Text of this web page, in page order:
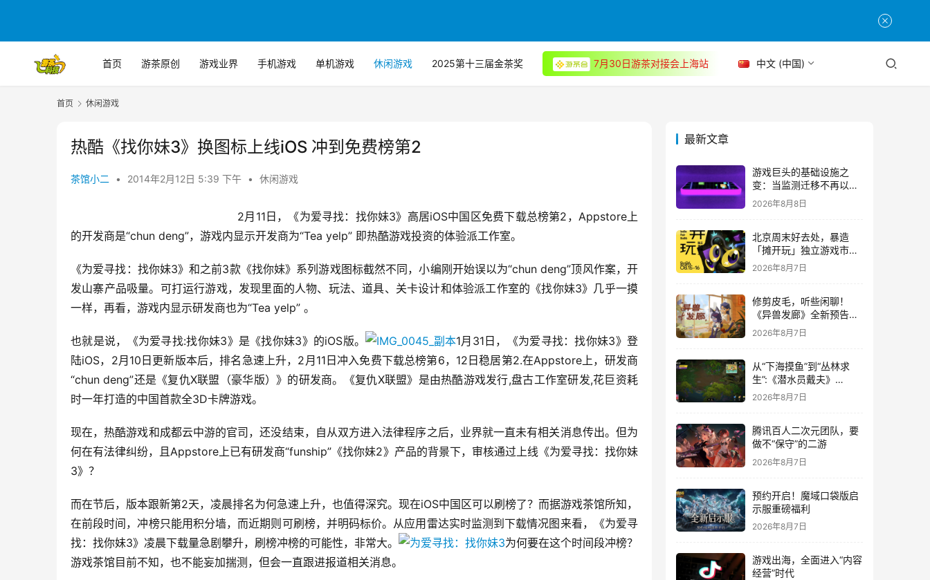
首页 游茶原创 游戏业界 手机游戏 单机游戏 休闲游戏 2025第十三届金茶奖 7月30日游茶对接会上海站 中文 (中国)
首页 休闲游戏
热酷《找你妹3》换图标上线iOS 冲到免费榜第2
茶馆小二 • 2014年2月12日 5:39 下午 • 休闲游戏
的开发商是“chun deng”，游戏内显示开发商为“Tea yelp” 即热酷游戏投资的体验派工作室。
《为爱寻找：找你妹3》和之前3款《找你妹》系列游戏图标截然不同，小编刚开始误以为“chun deng”顶风作案，开
发山寨产品吸量。可打运行游戏，发现里面的人物、玩法、道具、关卡设计和体验派工作室的《找你妹3》几乎一摸
一样，再看，游戏内显示研发商也为“Tea yelp” 。
也就是说，《为爱寻找:找你妹3》是《找你妹3》的iOS版。
1月31日，《为爱寻找：找你妹3》登
陆iOS，2月10日更新版本后，排名急速上升，2月11日冲入免费下载总榜第6，12日稳居第2.在Appstore上，研发商
“chun deng”还是《复仇X联盟（豪华版）》的研发商。《复仇X联盟》是由热酷游戏发行,盘古工作室研发,花巨资耗
时一年打造的中国首款全3D卡牌游戏。
现在，热酷游戏和成都云中游的官司，还没结束，自从双方进入法律程序之后，业界就一直未有相关消息传出。但为
何在有法律纠纷，且Appstore上已有研发商“funship”《找你妹2》产品的背景下，审核通过上线《为爱寻找：找你妹
3》？
而在节后，版本跟新第2天，凌晨排名为何急速上升，也值得深究。现在iOS中国区可以刷榜了？而据游戏茶馆所知，
在前段时间，冲榜只能用积分墙，而近期则可刷榜，并明码标价。从应用雷达实时监测到下载情况图来看，《为爱寻
找：找你妹3》凌晨下载量急剧攀升，刷榜冲榜的可能性，非常大。
为何要在这个时间段冲榜？
最新文章
游戏巨头的基础设施之
变：当监测迁移不再以中
断为代价
2026年8月8日
北京周末好去处，暴造
「摊开玩」独立游戏市集
正式开票！
2026年8月7日
修剪皮毛，听些闲聊！
《异兽发廊》全新预告与
Steam免费试玩公开
2026年8月7日
从“下海摸鱼”到“丛林求
生”:《潜水员戴夫》
DLC《丛林》移动端定档
2026年8月7日
腾讯百人二次元团队，要
做不“保守”的二游
2026年8月7日
预约开启！魔域口袋版启
示服重磅福利
2026年8月7日
游戏出海，全面进入“内容
经营”时代